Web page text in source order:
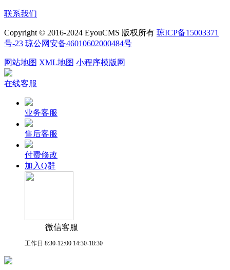
联系我们
Copyright © 2016-2024 EyouCMS 版权所有 琼ICP备15003371
号-23 琼公网安备46010602000484号
网站地图 XML地图 小程序模版网
在线客服
业务客服
售后客服
付费修改
加入Q群
微信客服
工作日 8:30-12:00 14:30-18:30